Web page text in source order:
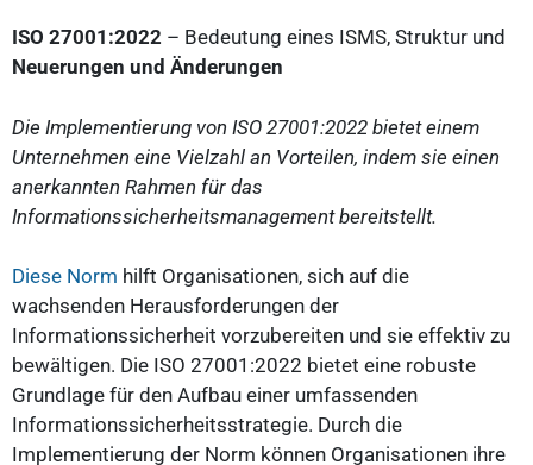
ISO 27001:2022 – Bedeutung eines ISMS, Struktur und
Neuerungen und Änderungen
Die Implementierung von ISO 27001:2022 bietet einem
Unternehmen eine Vielzahl an Vorteilen, indem sie einen
anerkannten Rahmen für das
Informationssicherheitsmanagement bereitstellt.
Diese Norm hilft Organisationen, sich auf die
wachsenden Herausforderungen der
Informationssicherheit vorzubereiten und sie effektiv zu
bewältigen. Die ISO 27001:2022 bietet eine robuste
Grundlage für den Aufbau einer umfassenden
Informationssicherheitsstrategie. Durch die
Implementierung der Norm können Organisationen ihre